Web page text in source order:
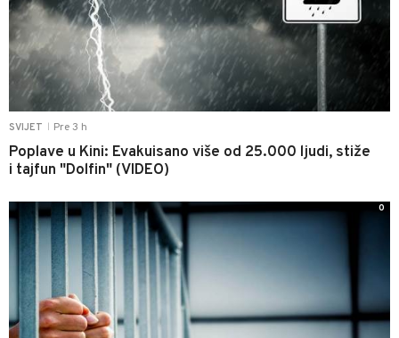
SVIJET Pre 3 h
Poplave u Kini: Evakuisano više od 25.000 ljudi, stiže
i tajfun "Dolfin" (VIDEO)
0